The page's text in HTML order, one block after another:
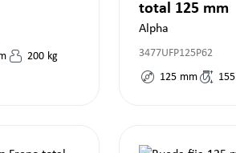
200 kg
total 125 mm
Alpha
3477UFP125P62
125 mm 155